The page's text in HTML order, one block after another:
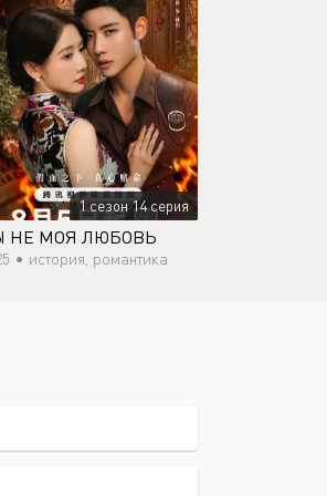
1 сезон 14 серия
НЕ МОЯ ЛЮБОВЬ
• история, романтика